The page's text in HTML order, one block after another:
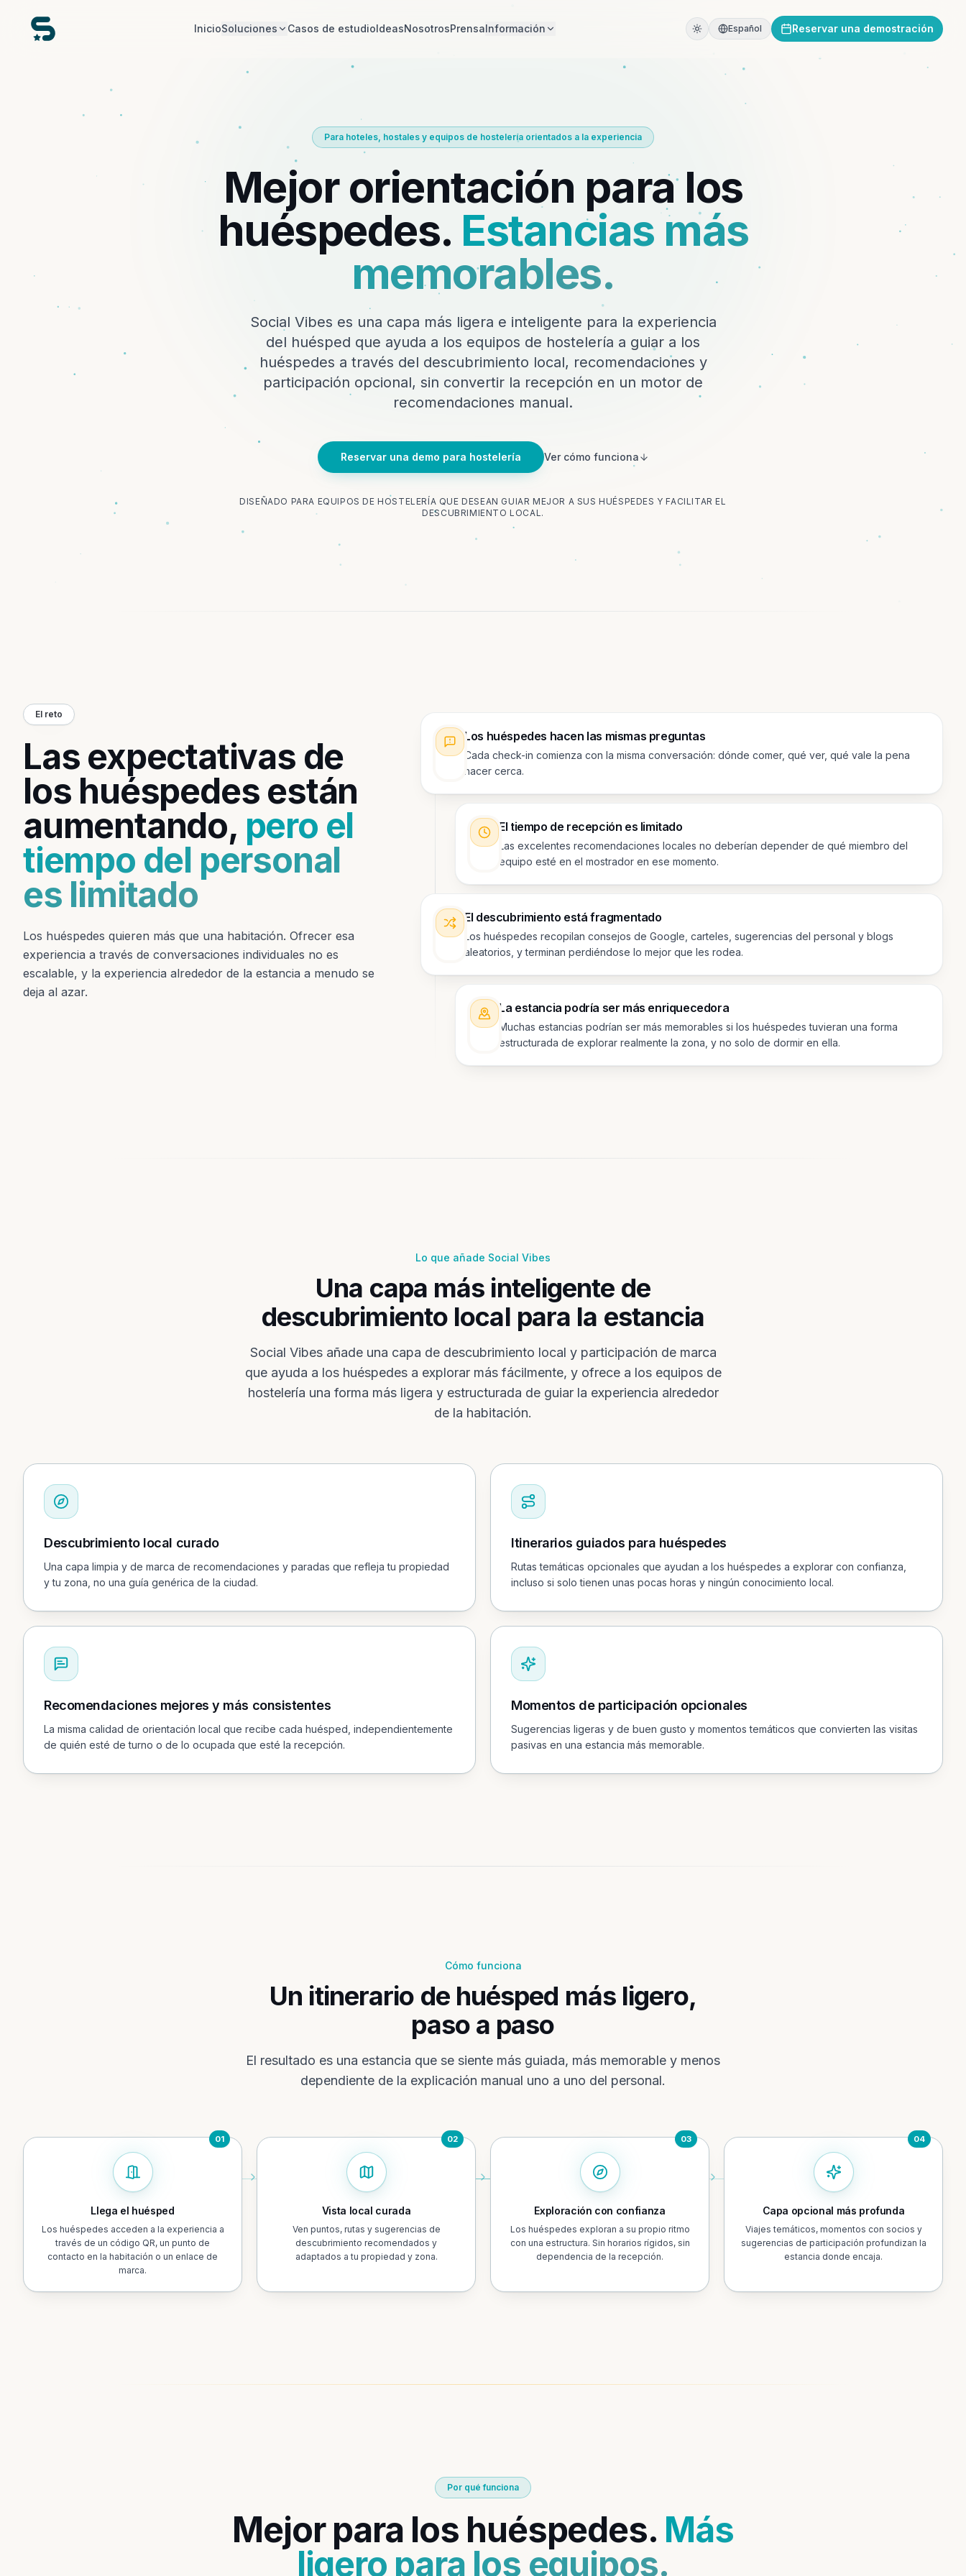
InicioSoluciones Casos de estudioIdeasNosotrosPrensaInformación Español Reservar una demostración
Para hoteles, hostales y equipos de hostelería orientados a la experiencia
Mejor orientación para los
huéspedes. Estancias más
memorables.
Social Vibes es una capa más ligera e inteligente para la experiencia
del huésped que ayuda a los equipos de hostelería a guiar a los
huéspedes a través del descubrimiento local, recomendaciones y
participación opcional, sin convertir la recepción en un motor de
recomendaciones manual.
Reservar una demo para hostelería Ver cómo funciona
DISEÑADO PARA EQUIPOS DE HOSTELERÍA QUE DESEAN GUIAR MEJOR A SUS HUÉSPEDES Y FACILITAR EL
DESCUBRIMIENTO LOCAL.
El reto
Las expectativas de
los huéspedes están
aumentando, pero el
tiempo del personal
es limitado
Los huéspedes quieren más que una habitación. Ofrecer esa
experiencia a través de conversaciones individuales no es
escalable, y la experiencia alrededor de la estancia a menudo se
deja al azar.
Los huéspedes hacen las mismas preguntas
Cada check-in comienza con la misma conversación: dónde comer, qué ver, qué vale la pena
hacer cerca.
El tiempo de recepción es limitado
Las excelentes recomendaciones locales no deberían depender de qué miembro del
equipo esté en el mostrador en ese momento.
El descubrimiento está fragmentado
Los huéspedes recopilan consejos de Google, carteles, sugerencias del personal y blogs
aleatorios, y terminan perdiéndose lo mejor que les rodea.
La estancia podría ser más enriquecedora
Muchas estancias podrían ser más memorables si los huéspedes tuvieran una forma
estructurada de explorar realmente la zona, y no solo de dormir en ella.
Lo que añade Social Vibes
Una capa más inteligente de
descubrimiento local para la estancia
Social Vibes añade una capa de descubrimiento local y participación de marca
que ayuda a los huéspedes a explorar más fácilmente, y ofrece a los equipos de
hostelería una forma más ligera y estructurada de guiar la experiencia alrededor
de la habitación.
Descubrimiento local curado
Una capa limpia y de marca de recomendaciones y paradas que refleja tu propiedad
y tu zona, no una guía genérica de la ciudad.
Itinerarios guiados para huéspedes
Rutas temáticas opcionales que ayudan a los huéspedes a explorar con confianza,
incluso si solo tienen unas pocas horas y ningún conocimiento local.
Recomendaciones mejores y más consistentes
La misma calidad de orientación local que recibe cada huésped, independientemente
de quién esté de turno o de lo ocupada que esté la recepción.
Momentos de participación opcionales
Sugerencias ligeras y de buen gusto y momentos temáticos que convierten las visitas
pasivas en una estancia más memorable.
Cómo funciona
Un itinerario de huésped más ligero,
paso a paso
El resultado es una estancia que se siente más guiada, más memorable y menos
dependiente de la explicación manual uno a uno del personal.
01
Llega el huésped
Los huéspedes acceden a la experiencia a
través de un código QR, un punto de
contacto en la habitación o un enlace de
marca.
02
Vista local curada
Ven puntos, rutas y sugerencias de
descubrimiento recomendados y
adaptados a tu propiedad y zona.
03
Exploración con confianza
Los huéspedes exploran a su propio ritmo
con una estructura. Sin horarios rígidos, sin
dependencia de la recepción.
04
Capa opcional más profunda
Viajes temáticos, momentos con socios y
sugerencias de participación profundizan la
estancia donde encaja.
Por qué funciona
Mejor para los huéspedes. Más
ligero para los equipos.